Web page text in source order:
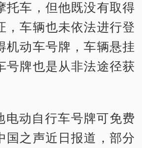
托车，但他既没有取得
，车辆也未依法进行登
机动车号牌，车辆悬挂
号牌也是从非法途径获
电动自行车号牌可免费
国之声近日报道，部分